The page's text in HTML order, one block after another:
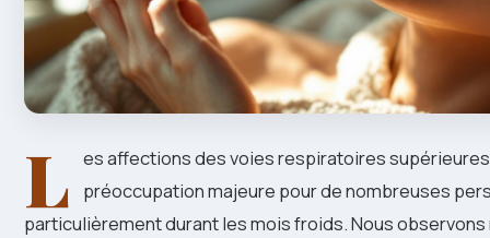
L es affections des voies respiratoires
préoccupation majeure pour de nombreuses
particulièrement durant les mois froids. Nous